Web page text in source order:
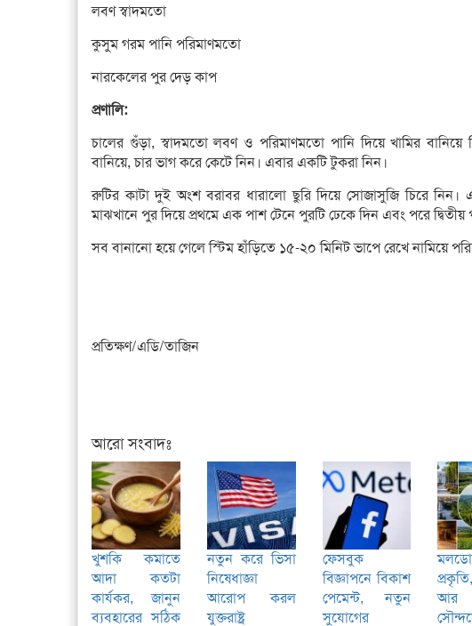
লবণ স্বাদমতো
কুসুম গরম পানি পরিমাণমতো
নারকেলের পুর দেড় কাপ
প্রণালি:
চালের গুঁড়া, স্বাদমতো লবণ ও পরিমাণমতো পানি দিয়ে খামির
বানিয়ে, চার ভাগ করে কেটে নিন। এবার একটি টুকরা নিন।
রুটির কাটা দুই অংশ বরাবর ধারালো ছুরি দিয়ে সোজাসুজি চিরে
মাঝখানে পুর দিয়ে প্রথমে এক পাশ টেনে পুরটি ঢেকে দিন এবং পরে
সব বানানো হয়ে গেলে স্টিম হাঁড়িতে ১৫-২০ মিনিট ভাপে রেখে নামিয়ে
প্রতিক্ষণ/এডি/তাজিন
আরো সংবাদঃ
খুশকি কমাতে
আদা কতটা
কার্যকর, জানুন
ব্যবহারের সঠিক
নতুন করে ভিসা
নিষেধাজ্ঞা
আরোপ করল
যুক্তরাষ্ট্র
ফেসবুক
বিজ্ঞাপনে বিকাশ
পেমেন্ট, নতুন
সুযোগের
আর